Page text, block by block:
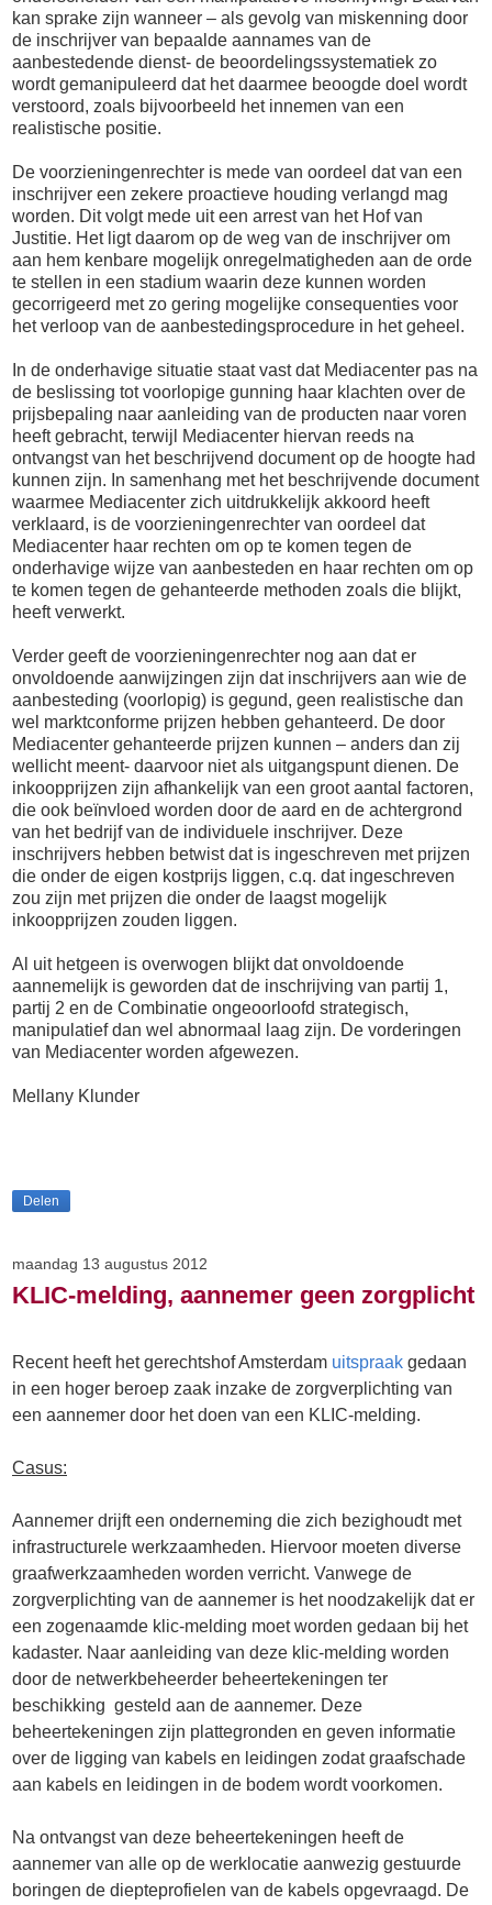
kan sprake zijn wanneer – als gevolg van miskenning door
de inschrijver van bepaalde aannames van de
aanbestedende dienst- de beoordelingssystematiek zo
wordt gemanipuleerd dat het daarmee beoogde doel wordt
verstoord, zoals bijvoorbeeld het innemen van een
realistische positie.
De voorzieningenrechter is mede van oordeel dat van een
inschrijver een zekere proactieve houding verlangd mag
worden. Dit volgt mede uit een arrest van het Hof van
Justitie. Het ligt daarom op de weg van de inschrijver om
aan hem kenbare mogelijk onregelmatigheden aan de orde
te stellen in een stadium waarin deze kunnen worden
gecorrigeerd met zo gering mogelijke consequenties voor
het verloop van de aanbestedingsprocedure in het geheel.
In de onderhavige situatie staat vast dat Mediacenter pas na
de beslissing tot voorlopige gunning haar klachten over de
prijsbepaling naar aanleiding van de producten naar voren
heeft gebracht, terwijl Mediacenter hiervan reeds na
ontvangst van het beschrijvend document op de hoogte had
kunnen zijn. In samenhang met het beschrijvende document
waarmee Mediacenter zich uitdrukkelijk akkoord heeft
verklaard, is de voorzieningenrechter van oordeel dat
Mediacenter haar rechten om op te komen tegen de
onderhavige wijze van aanbesteden en haar rechten om op
te komen tegen de gehanteerde methoden zoals die blijkt,
heeft verwerkt.
Verder geeft de voorzieningenrechter nog aan dat er
onvoldoende aanwijzingen zijn dat inschrijvers aan wie de
aanbesteding (voorlopig) is gegund, geen realistische dan
wel marktconforme prijzen hebben gehanteerd. De door
Mediacenter gehanteerde prijzen kunnen – anders dan zij
wellicht meent- daarvoor niet als uitgangspunt dienen. De
inkoopprijzen zijn afhankelijk van een groot aantal factoren,
die ook beïnvloed worden door de aard en de achtergrond
van het bedrijf van de individuele inschrijver. Deze
inschrijvers hebben betwist dat is ingeschreven met prijzen
die onder de eigen kostprijs liggen, c.q. dat ingeschreven
zou zijn met prijzen die onder de laagst mogelijk
inkoopprijzen zouden liggen.
Al uit hetgeen is overwogen blijkt dat onvoldoende
aannemelijk is geworden dat de inschrijving van partij 1,
partij 2 en de Combinatie ongeoorloofd strategisch,
manipulatief dan wel abnormaal laag zijn. De vorderingen
van Mediacenter worden afgewezen.
Mellany Klunder
Delen
maandag 13 augustus 2012
KLIC-melding, aannemer geen zorgplicht
Recent heeft het gerechtshof Amsterdam uitspraak gedaan
in een hoger beroep zaak inzake de zorgverplichting van
een aannemer door het doen van een KLIC-melding.
Casus:
Aannemer drijft een onderneming die zich bezighoudt met
infrastructurele werkzaamheden. Hiervoor moeten diverse
graafwerkzaamheden worden verricht. Vanwege de
zorgverplichting van de aannemer is het noodzakelijk dat er
een zogenaamde klic-melding moet worden gedaan bij het
kadaster. Naar aanleiding van deze klic-melding worden
door de netwerkbeheerder beheertekeningen ter
beschikking gesteld aan de aannemer. Deze
beheertekeningen zijn plattegronden en geven informatie
over de ligging van kabels en leidingen zodat graafschade
aan kabels en leidingen in de bodem wordt voorkomen.
Na ontvangst van deze beheertekeningen heeft de
aannemer van alle op de werklocatie aanwezig gestuurde
boringen de diepteprofielen van de kabels opgevraagd. De